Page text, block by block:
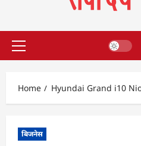
Primary
Home Hyundai Grand i10
बिजनेस